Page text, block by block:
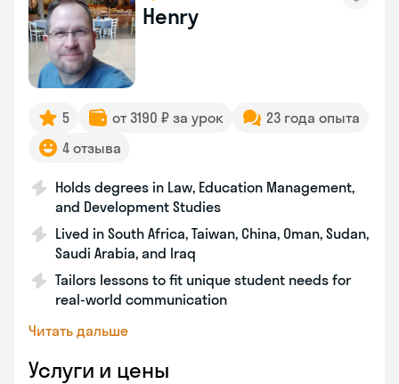
Henry
5 от 3190 ₽ за урок
23 года опыта
4 отзыва
Holds degrees in Law, Education Management,
and Development Studies
Lived in South Africa, Taiwan, China, Oman, Sudan,
Saudi Arabia, and Iraq
Tailors lessons to fit unique student needs for
real-world communication
Читать дальше
Услуги и цены